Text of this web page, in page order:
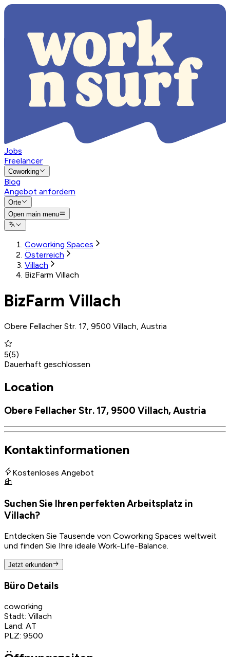
Jobs
Freelancer
Coworking
Blog
Angebot anfordern
Orte
Open main menu
Coworking Spaces
Österreich
Villach
BizFarm Villach
BizFarm Villach
Obere Fellacher Str. 17, 9500 Villach, Austria
5(5)
Dauerhaft geschlossen
Location
Obere Fellacher Str. 17, 9500 Villach, Austria
Kontaktinformationen
Kostenloses Angebot
Suchen Sie Ihren perfekten Arbeitsplatz in
Villach?
Entdecken Sie Tausende von Coworking Spaces weltweit
und finden Sie Ihre ideale Work-Life-Balance.
Jetzt erkunden
Büro Details
coworking
Stadt: Villach
Land: AT
PLZ: 9500